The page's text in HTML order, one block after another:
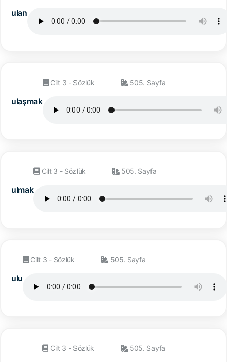
ulan
ulaşmak
Cilt 3 - Sözlük 505. Sayfa
ulmak
Cilt 3 - Sözlük 505. Sayfa
ulu
Cilt 3 - Sözlük 505. Sayfa
Cilt 3 - Sözlük 505. Sayfa